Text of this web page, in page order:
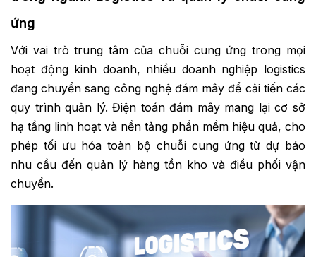
ứng
Với vai trò trung tâm của chuỗi cung ứng trong mọi
hoạt động kinh doanh, nhiều doanh nghiệp logistics
đang chuyển sang công nghệ đám mây để cải tiến các
quy trình quản lý. Điện toán đám mây mang lại cơ sở
hạ tầng linh hoạt và nền tảng phần mềm hiệu quả, cho
phép tối ưu hóa toàn bộ chuỗi cung ứng từ dự báo
nhu cầu đến quản lý hàng tồn kho và điều phối vận
chuyển.